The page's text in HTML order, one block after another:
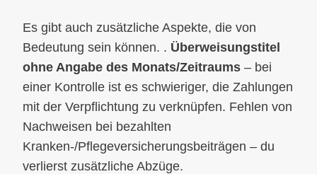
Es gibt auch zusätzliche Aspekte, die von
Bedeutung sein können. . Überweisungstitel
ohne Angabe des Monats/Zeitraums – bei
einer Kontrolle ist es schwieriger, die Zahlungen
mit der Verpflichtung zu verknüpfen. Fehlen von
Nachweisen bei bezahlten
Kranken-/Pflegeversicherungsbeiträgen – du
verlierst zusätzliche Abzüge.